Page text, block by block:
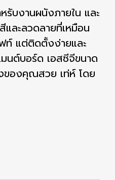
รับงานผนังภายใน และ
ละลวดลายที่เหมือน
ท์ แต่ติดตั้งง่ายและ
นต์บอร์ด เอสซีจีขนาด
ของคุณสวย เท่ห์ โดย